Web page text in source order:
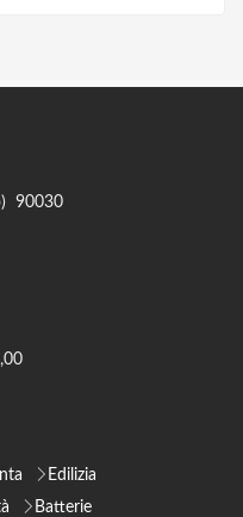
90030
Edilizia
Batterie